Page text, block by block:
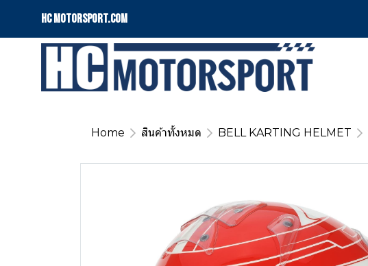
HC motorsport.COM
Home สินค้าทั้งหมด BELL KARTING HELMET